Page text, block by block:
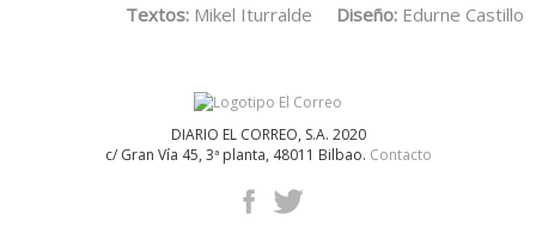
Textos: Mikel Iturralde Diseño: Edurne Castillo
DIARIO EL CORREO, S.A. 2020
c/ Gran Vía 45, 3ª planta, 48011 Bilbao. Contacto